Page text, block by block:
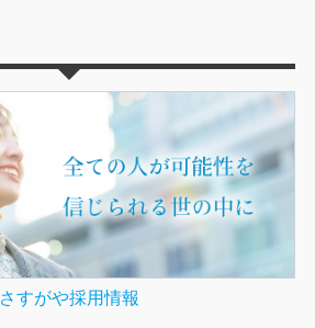
さすがや採用情報